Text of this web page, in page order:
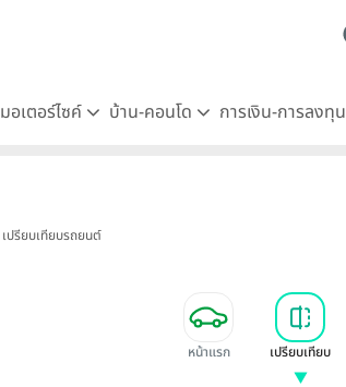
มอเตอร์ไซค์ บ้าน-คอนโด การเงิน-การลงทุน
เปรียบเทียบรถยนต์
หน้าแรก เปรียบเทียบ